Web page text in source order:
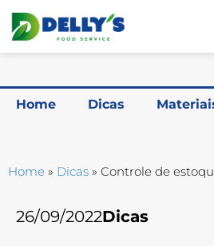
Home Dicas
Home » Dicas » Controle de
26/09/2022Dicas